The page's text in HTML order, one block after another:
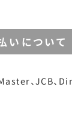
いについて
、JCB、